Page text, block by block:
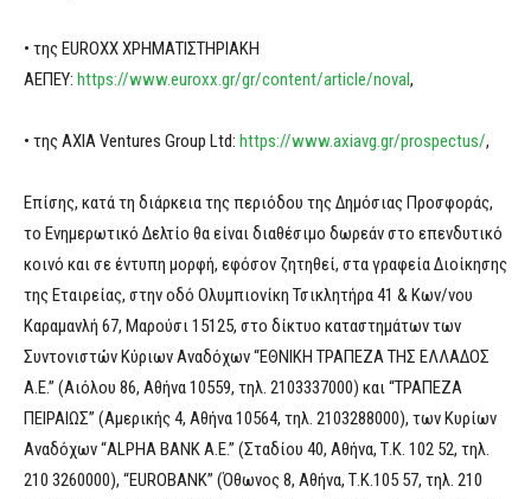
• της EUROXX ΧΡΗΜΑΤΙΣΤΗΡΙΑΚΗ
ΑΕΠΕΥ: https://www.euroxx.gr/gr/content/article/noval,
• της AXIA Ventures Group Ltd: https://www.axiavg.gr/prospectus/,
Επίσης, κατά τη διάρκεια της περιόδου της Δημόσιας Προσφοράς,
το Ενημερωτικό Δελτίο θα είναι διαθέσιμο δωρεάν στο επενδυτικό
κοινό και σε έντυπη μορφή, εφόσον ζητηθεί, στα γραφεία Διοίκησης
της Εταιρείας, στην οδό Ολυμπιονίκη Τσικλητήρα 41 & Κων/νου
Καραμανλή 67, Μαρούσι 15125, στο δίκτυο καταστημάτων των
Συντονιστών Κύριων Αναδόχων “ΕΘΝΙΚΗ ΤΡΑΠΕΖΑ ΤΗΣ ΕΛΛΑΔΟΣ
Α.Ε.” (Αιόλου 86, Αθήνα 10559, τηλ. 2103337000) και “ΤΡΑΠΕΖΑ
ΠΕΙΡΑΙΩΣ” (Αμερικής 4, Αθήνα 10564, τηλ. 2103288000), των Κυρίων
Αναδόχων “ALPHA BANK A.E.” (Σταδίου 40, Αθήνα, Τ.Κ. 102 52, τηλ.
210 3260000), “EUROBANK” (Όθωνος 8, Αθήνα, Τ.Κ.105 57, τηλ. 210